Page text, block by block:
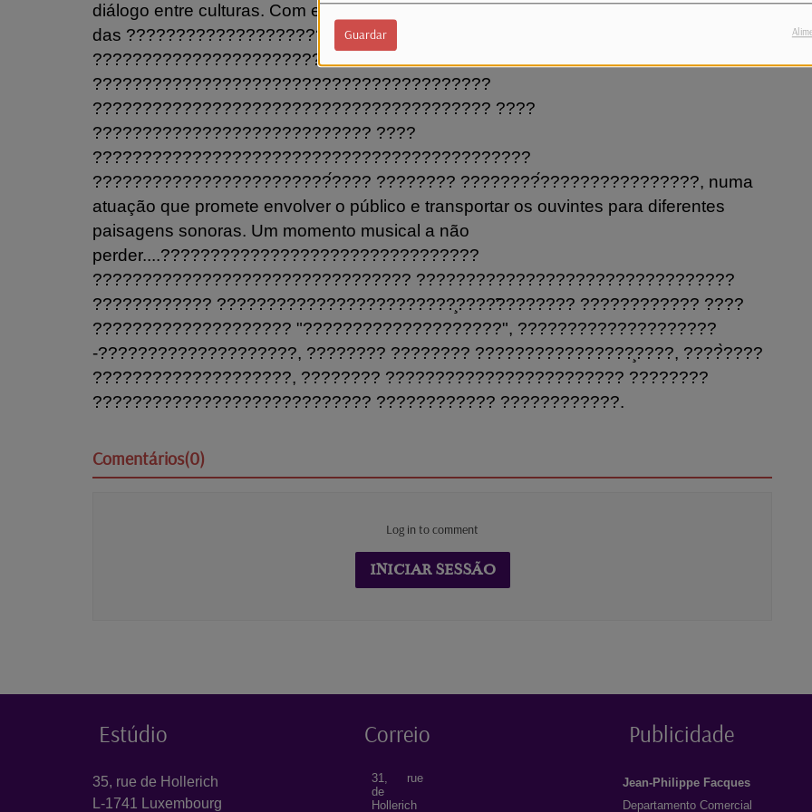
Guardar
diálogo entre culturas. Com este projeto, ???????????????????? explora a riqueza
das ????????????????????????̂????????????????????
???????????????????????????????? ????????????
????????????????????????????????????????
???????????????????????????????????????? ????
???????????????????????????? ????
????????????????????????????????????????????
????????????????????????́???? ???????? ????????́????????????????, numa
atuação que promete envolver o público e transportar os ouvintes para diferentes
paisagens sonoras. Um momento musical a não
perder....????????????????????????????????
???????????????????????????????? ????????????????????????????????
???????????? ????????????????????????̧????̃???????? ???????????? ????
???????????????????? "????????????????????", ????????????????????
-????????????????????, ???????? ???????? ????????????????̧????, ????̀????
????????????????????, ???????? ???????????????????????? ????????
???????????????????????????? ???????????? ????????????.
Comentários(0)
Log in to comment
INICIAR SESSÃO
Estúdio
35, rue de Hollerich
L-1741 Luxembourg
Correio
31, rue
de
Hollerich
Publicidade
Jean-Philippe Facques
Departamento Comercial